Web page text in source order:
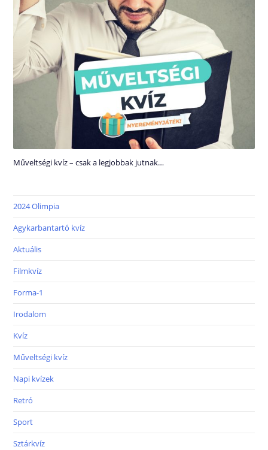
Műveltségi kvíz – csak a legjobbak jutnak…
2024 Olimpia
Agykarbantartó kvíz
Aktuális
Filmkvíz
Forma-1
Irodalom
Kvíz
Műveltségi kvíz
Napi kvízek
Retró
Sport
Sztárkvíz